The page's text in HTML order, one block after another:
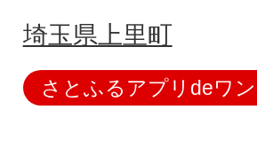
埼玉県上里町
さとふるアプリdeワ